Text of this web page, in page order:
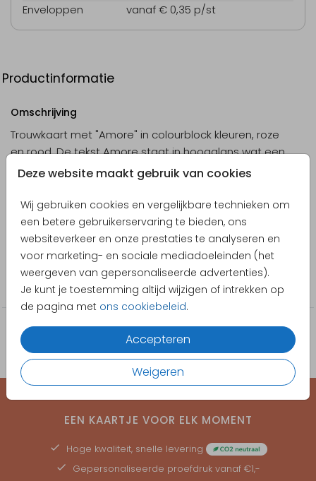
Deze website maakt gebruik van cookies
Wij gebruiken cookies en vergelijkbare technieken om
een betere gebruikerservaring te bieden, ons
websiteverkeer en onze prestaties te analyseren en
voor marketing- en sociale mediadoeleinden (het
weergeven van gepersonaliseerde advertenties).
Je kunt je toestemming altijd wijzigen of intrekken op
de pagina met ons cookiebeleid.
Accepteren
Weigeren
Enveloppen
vanaf € 0,35 p/st
Productinformatie
Omschrijving
Trouwkaart met "Amore" in colourblock kleuren, roze
en rood. De tekst Amore staat in hoogglans wat een
prachtig effect geeft op de trouwkaart. Pas de
trouwuitnodiging volledig aan in de online editor.
Designer
Pretty Orange
Trouwkaarten
EEN KAARTJE VOOR ELK MOMENT
Hoge kwaliteit, snelle levering
Gepersonaliseerde proefdruk vanaf €1,-